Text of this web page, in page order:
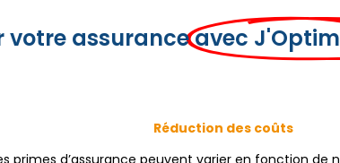
votre assuranceavec
Réduction des coûts